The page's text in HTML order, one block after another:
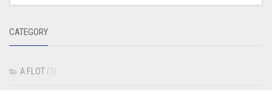
CATEGORY
A FLOT (1)